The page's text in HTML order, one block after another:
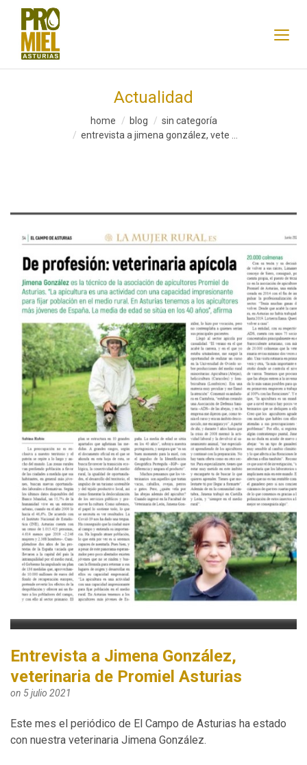
Actualidad
home blog
sin categoría
entrevista a jimena gonzález, vete ...
Entrevista a Jimena González,
veterinaria de Promiel Asturias
on 5 julio 2021
Este mes el periódico de El Campo de Asturias ha estado
con nuestra veterinaria Jimena González.